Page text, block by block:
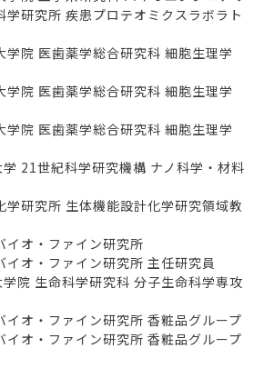
学研究所 疾患プロテオミクスラボラト
院 医歯薬学総合研究科 細胞生理学
医歯薬学総合研究科 細胞生理学
医歯薬学総合研究科 細胞生理学
21世紀科学研究機構 ナノ科学・材料
研究所 生体機能設計化学研究領域教
オ・ファイン研究所
・ファイン研究所 主任研究員
生命科学研究科 分子生命科学専攻
オ・ファイン研究所 香粧品グループ
・ファイン研究所 香粧品グループ